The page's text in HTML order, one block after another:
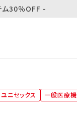
ム30％OFF -
ユニセックス 一般医療